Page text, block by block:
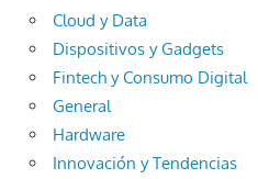
Cloud y Data
Dispositivos y Gadgets
Fintech y Consumo Digital
General
Hardware
Innovación y Tendencias